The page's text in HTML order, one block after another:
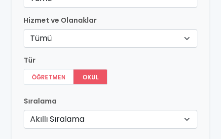
Hizmet ve Olanaklar
Tümü
Tür
ÖĞRETMEN OKUL
Sıralama
Akıllı Sıralama